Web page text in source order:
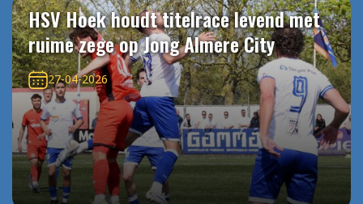
HSV Hoek houdt titelrace levend met
ruime zege op Jong Almere City
27-04-2026